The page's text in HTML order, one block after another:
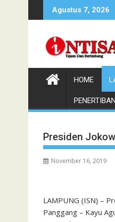
to
Agustus 7, 2026
HOME
Presiden
November 16, 2019
LAMPUNG (ISN) –
Panggang – Kayu